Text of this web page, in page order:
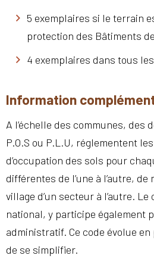
5 exemplaires si le terrain
protection des Bâtiments
4 exemplaires dans tous
Information
A l’échelle des communes, des
P.O.S ou P.L.U, réglementent
d’occupation des sols pour
différentes de l’une à l’autre, de
village d’un secteur à l’autre. Le
national, y participe également
administratif. Ce code évolue
de se simplifier.